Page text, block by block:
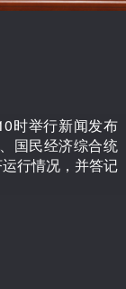
时举行新闻发布
国民经济综合统
行情况，并答记